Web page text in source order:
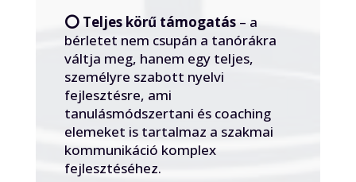
⭕️ Teljes körű támogatás– a
bérletet nem csupán a tanórákra
váltja meg, hanem egy teljes,
személyre szabott nyelvi
fejlesztésre, ami
tanulásmódszertani és coaching
elemeket is tartalmaz a szakmai
kommunikáció komplex
fejlesztéséhez.